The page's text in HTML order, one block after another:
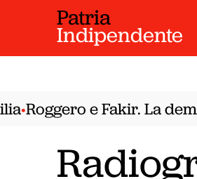
Patria
Indipendente
•Roggero e Fakir. La